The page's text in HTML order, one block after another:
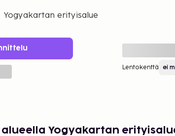
Yogyakartan erityisalue
Lentokenttä
Yogyakartan